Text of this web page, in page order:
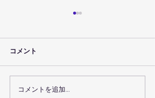
７月３０日（金）のレッ
コメント
コメントを追加…